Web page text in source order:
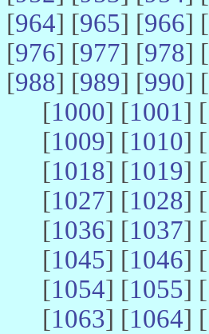
[964] [965] [966] [
[976] [977] [978] [
[988] [989] [990] [
[1000] [1001] [
[1009] [1010] [
[1018] [1019] [
[1027] [1028] [
[1036] [1037] [
[1045] [1046] [
[1054] [1055] [
[1063] [1064] [